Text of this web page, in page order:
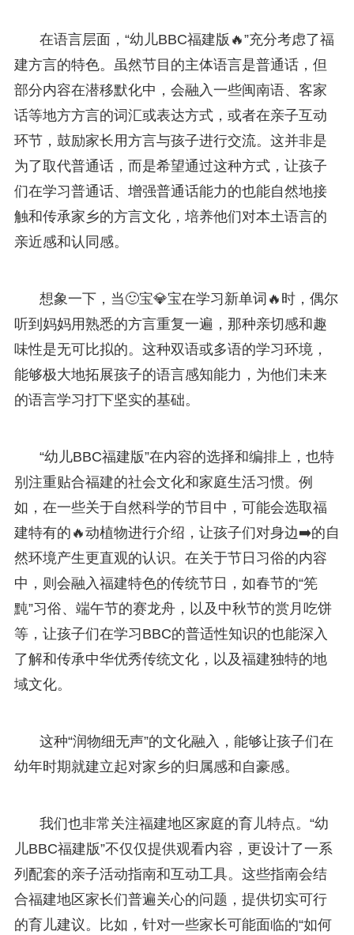
在语言层面，“幼儿BBC福建版🔥”充分考虑了福
建方言的特色。虽然节目的主体语言是普通话，但
部分内容在潜移默化中，会融入一些闽南语、客家
话等地方方言的词汇或表达方式，或者在亲子互动
环节，鼓励家长用方言与孩子进行交流。这并非是
为了取代普通话，而是希望通过这种方式，让孩子
们在学习普通话、增强普通话能力的也能自然地接
触和传承家乡的方言文化，培养他们对本土语言的
亲近感和认同感。
想象一下，当🙂宝💎宝在学习新单词🔥时，偶尔
听到妈妈用熟悉的方言重复一遍，那种亲切感和趣
味性是无可比拟的。这种双语或多语的学习环境，
能够极大地拓展孩子的语言感知能力，为他们未来
的语言学习打下坚实的基础。
“幼儿BBC福建版”在内容的选择和编排上，也特
别注重贴合福建的社会文化和家庭生活习惯。例
如，在一些关于自然科学的节目中，可能会选取福
建特有的🔥动植物进行介绍，让孩子们对身边➡️的自
然环境产生更直观的认识。在关于节日习俗的内容
中，则会融入福建特色的传统节日，如春节的“筅
黗”习俗、端午节的赛龙舟，以及中秋节的赏月吃饼
等，让孩子们在学习BBC的普适性知识的也能深入
了解和传承中华优秀传统文化，以及福建独特的地
域文化。
这种“润物细无声”的文化融入，能够让孩子们在
幼年时期就建立起对家乡的归属感和自豪感。
我们也非常关注福建地区家庭的育儿特点。“幼
儿BBC福建版”不仅仅提供观看内容，更设计了一系
列配套的亲子活动指南和互动工具。这些指南会结
合福建地区家长们普遍关心的问题，提供切实可行
的育儿建议。比如，针对一些家长可能面临的“如何